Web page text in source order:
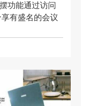
功能通过访问
有盛名的会议
技术。问我
。